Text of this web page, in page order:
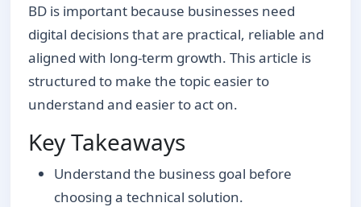
BD is important because businesses need
digital decisions that are practical, reliable and
aligned with long-term growth. This article is
structured to make the topic easier to
understand and easier to act on.
Key Takeaways
Understand the business goal before
choosing a technical solution.